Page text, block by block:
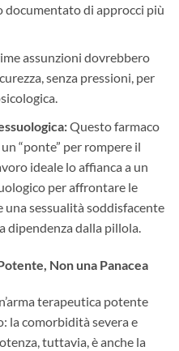
documentato di approcci più
assunzioni dovrebbero
senza pressioni, per
​ Questo farmaco
“ponte” per rompere il
ideale lo affianca a un
per affrontare le
sessualità soddisfacente
dipendenza dalla pillola.
Non una Panacea
terapeutica potente
la comorbidità severa e
tuttavia, è anche la